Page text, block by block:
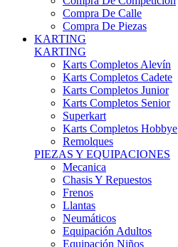
Compra De Calle
Compra De Piezas
KARTING
KARTING
Karts Completos Alevín
Karts Completos Cadete
Karts Completos Junior
Karts Completos Senior
Superkart
Karts Completos Hobbye
Remolques
PIEZAS Y EQUIPACIONES
Mecanica
Chasis Y Repuestos
Frenos
Llantas
Neumáticos
Equipación Adultos
Equipación Niños